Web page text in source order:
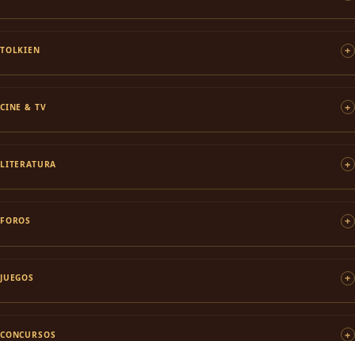
TOLKIEN
CINE & TV
LITERATURA
FOROS
JUEGOS
CONCURSOS